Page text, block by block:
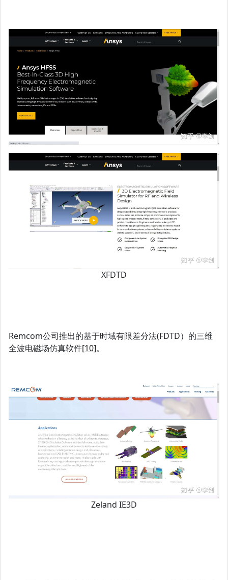
XFDTD
Remcom公司推出的基于时域有限差分法(FDTD）的三维
全波电磁场仿真软件[10]。
Zeland IE3D